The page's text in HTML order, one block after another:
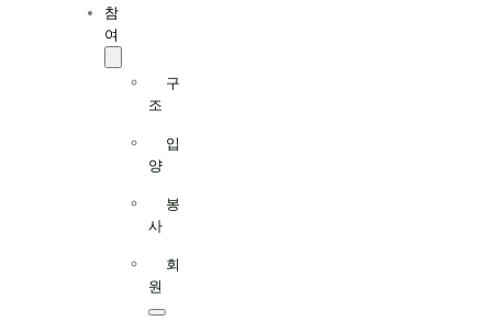
참
여
구
조
입
양
봉
사
회
원